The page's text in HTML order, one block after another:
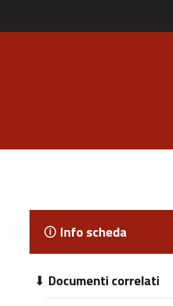
Info scheda
Documenti correlati